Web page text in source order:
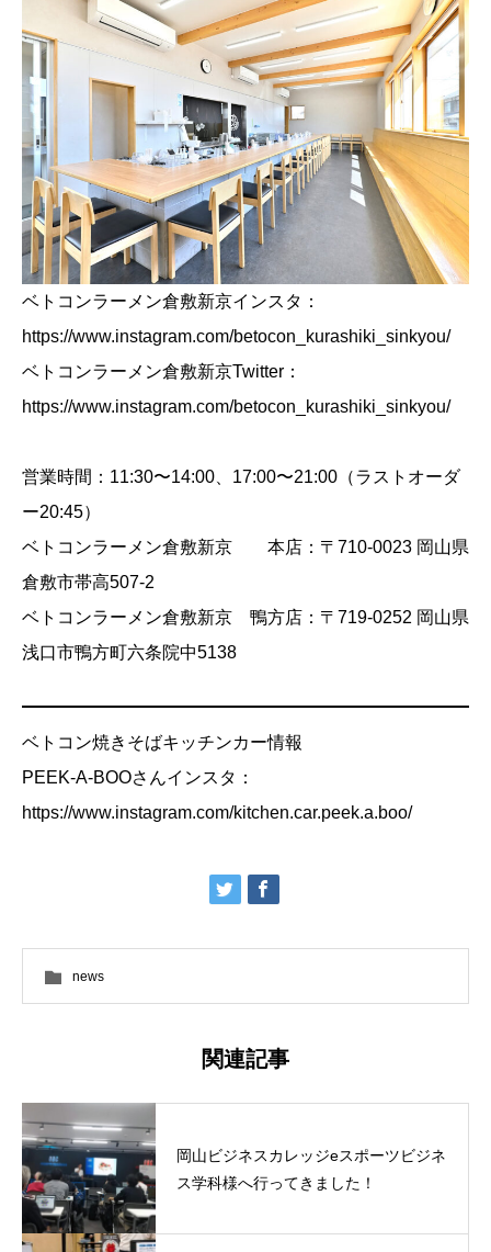
ベトコンラーメン倉敷新京インスタ：
https://www.instagram.com/betocon_kurashiki_sinkyou/
ベトコンラーメン倉敷新京Twitter：
https://www.instagram.com/betocon_kurashiki_sinkyou/
営業時間：11:30〜14:00、17:00〜21:00（ラストオーダ
ー20:45）
ベトコンラーメン倉敷新京 本店：〒710-0023 岡山県
倉敷市帯高507-2
ベトコンラーメン倉敷新京 鴨方店：〒719-0252 岡山県
浅口市鴨方町六条院中5138
ベトコン焼きそばキッチンカー情報
PEEK-A-BOOさんインスタ：
https://www.instagram.com/kitchen.car.peek.a.boo/
news
関連記事
岡山ビジネスカレッジeスポーツビジネ
ス学科様へ行ってきました！